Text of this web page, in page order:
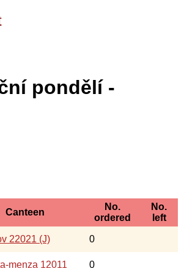
pondělí -
Canteen
No.
ordered
No.
left
22021 (J)
0
menza 12011
0